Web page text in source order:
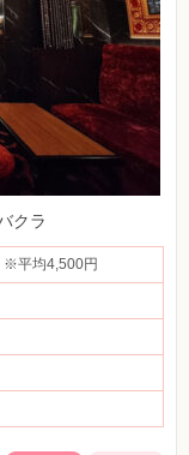
クラ
※平均4,500円